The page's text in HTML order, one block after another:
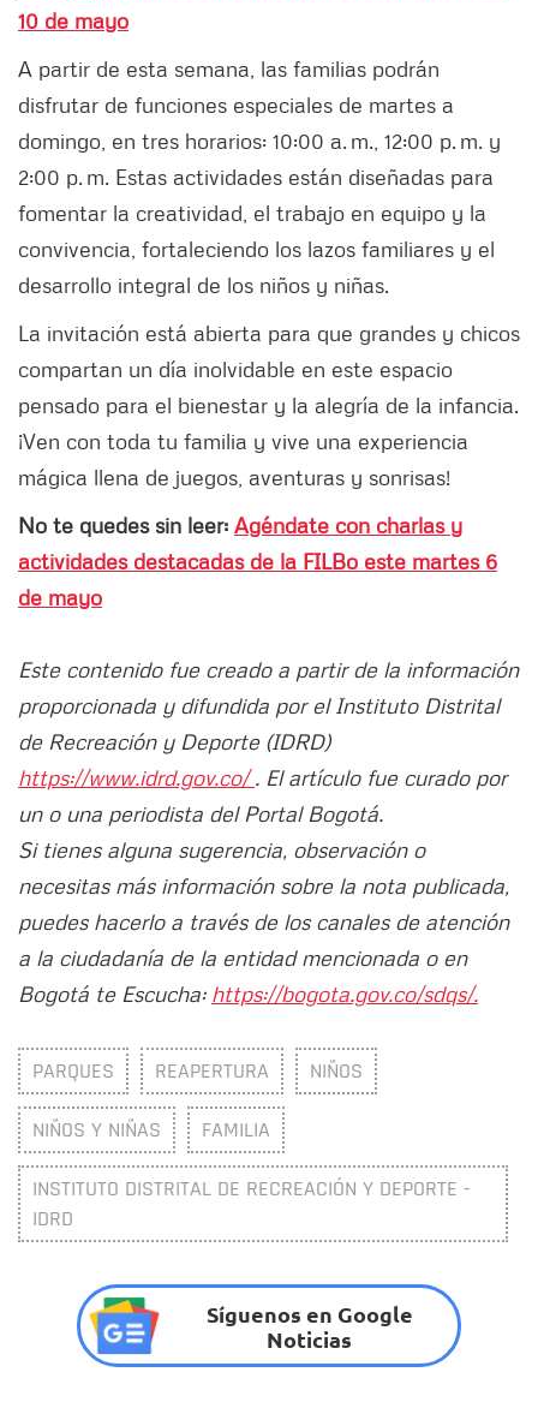
10 de mayo
A partir de esta semana, las familias podrán
disfrutar de funciones especiales de martes a
domingo, en tres horarios: 10:00 a. m., 12:00 p. m. y
2:00 p. m. Estas actividades están diseñadas para
fomentar la creatividad, el trabajo en equipo y la
convivencia, fortaleciendo los lazos familiares y el
desarrollo integral de los niños y niñas.
La invitación está abierta para que grandes y chicos
compartan un día inolvidable en este espacio
pensado para el bienestar y la alegría de la infancia.
¡Ven con toda tu familia y vive una experiencia
mágica llena de juegos, aventuras y sonrisas!
No te quedes sin leer: Agéndate con charlas y
actividades destacadas de la FILBo este martes 6
de mayo
Este contenido fue creado a partir de la información
proporcionada y difundida por el Instituto Distrital
de Recreación y Deporte (IDRD)
https://www.idrd.gov.co/. El artículo fue curado por
un o una periodista del Portal Bogotá.
Si tienes alguna sugerencia, observación o
necesitas más información sobre la nota publicada,
puedes hacerlo a través de los canales de atención
a la ciudadanía de la entidad mencionada o en
Bogotá te Escucha: https://bogota.gov.co/sdqs/.
PARQUES REAPERTURA NIÑOS
NIÑOS Y NIÑAS FAMILIA
INSTITUTO DISTRITAL DE RECREACIÓN Y DEPORTE -
IDRD
Síguenos en Google
Noticias